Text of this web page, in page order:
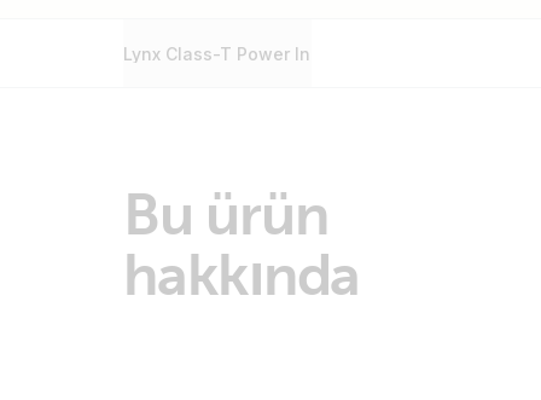
Lynx Class-T Power In
Bu ürün
hakkında